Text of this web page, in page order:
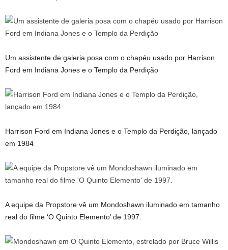
Um assistente de galeria posa com o chapéu usado por Harrison
Ford em Indiana Jones e o Templo da Perdição
Harrison Ford em Indiana Jones e o Templo da Perdição, lançado
em 1984
A equipe da Propstore vê um Mondoshawn iluminado em tamanho
real do filme ‘O Quinto Elemento’ de 1997.